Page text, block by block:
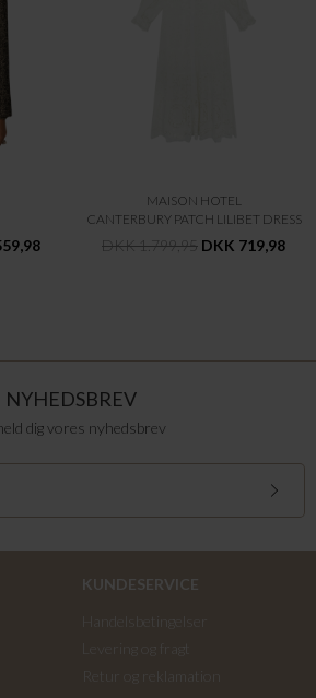
MAISON HOTEL
CANTERBURY PATCH LILIBET DRESS
DKK 1.799,95 DKK 719,98
NYHEDSBREV
dig vores nyhedsbrev
KUNDESERVICE